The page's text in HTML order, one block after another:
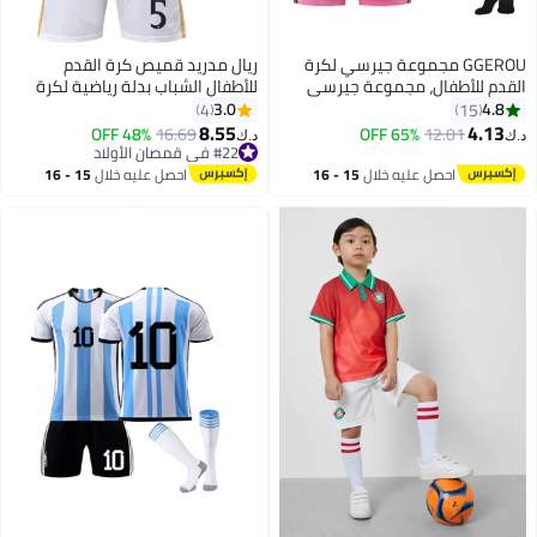
2
GGEROU مجموعة جيرسي لكرة
القدم للأطفال، مجموعة جيرسي
لكرة القدم لفريق ميامي ميسي #
10، بطل العالم لكرة القدم للأطفال
4.8
15
د.ك‏ 4.13
12.01
65% OFF
احصل عليه خلال 15 - 16
ريال مدريد قميص كرة القدم
للأطفال الشباب بدلة رياضية لكرة
القدم للأطفال
3.0
4
د.ك‏ 8.55
16.69
48% OFF
#22 في قمصان الأولاد
#22 في قمصان الأولاد احصل عليه خلال 15 - 16